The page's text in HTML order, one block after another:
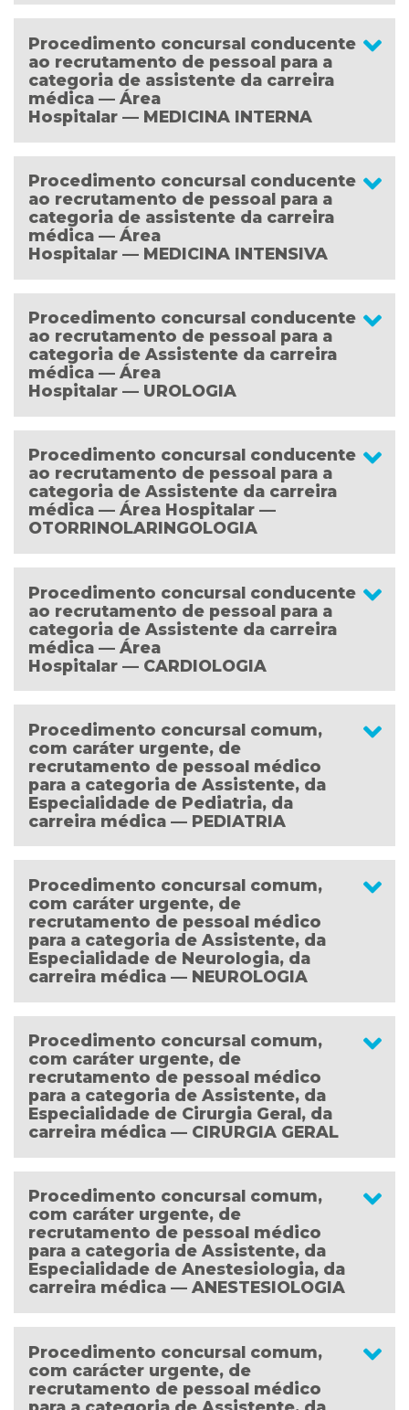
Procedimento concursal conducente
ao recrutamento de pessoal para a
categoria de assistente da carreira
médica — Área
Hospitalar — MEDICINA INTERNA
Procedimento concursal conducente
ao recrutamento de pessoal para a
categoria de assistente da carreira
médica — Área
Hospitalar — MEDICINA INTENSIVA
Procedimento concursal conducente
ao recrutamento de pessoal para a
categoria de Assistente da carreira
médica — Área
Hospitalar — UROLOGIA
Procedimento concursal conducente
ao recrutamento de pessoal para a
categoria de Assistente da carreira
médica — Área Hospitalar —
OTORRINOLARINGOLOGIA
Procedimento concursal conducente
ao recrutamento de pessoal para a
categoria de Assistente da carreira
médica — Área
Hospitalar — CARDIOLOGIA
Procedimento concursal comum,
com caráter urgente, de
recrutamento de pessoal médico
para a categoria de Assistente, da
Especialidade de Pediatria, da
carreira médica — PEDIATRIA
Procedimento concursal comum,
com caráter urgente, de
recrutamento de pessoal médico
para a categoria de Assistente, da
Especialidade de Neurologia, da
carreira médica — NEUROLOGIA
Procedimento concursal comum,
com caráter urgente, de
recrutamento de pessoal médico
para a categoria de Assistente, da
Especialidade de Cirurgia Geral, da
carreira médica — CIRURGIA GERAL
Procedimento concursal comum,
com caráter urgente, de
recrutamento de pessoal médico
para a categoria de Assistente, da
Especialidade de Anestesiologia, da
carreira médica — ANESTESIOLOGIA
Procedimento concursal comum,
com carácter urgente, de
recrutamento de pessoal médico